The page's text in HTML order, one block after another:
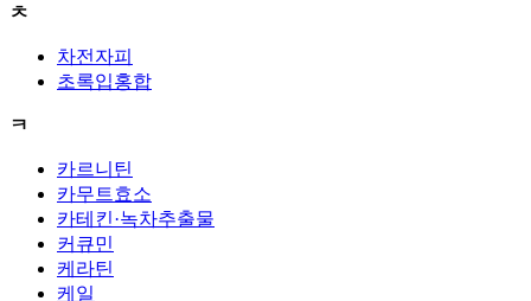
ㅊ
차전자피
초록입홍합
ㅋ
카르니틴
카무트효소
카테킨·녹차추출물
커큐민
케라틴
케일